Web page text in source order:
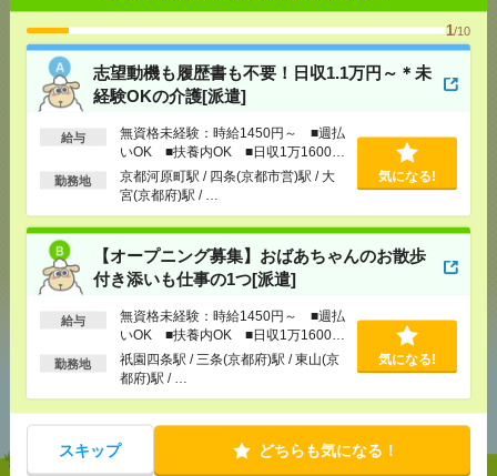
1/10
志望動機も履歴書も不要！日収1.1万円～＊未
経験OKの介護[派遣]
給与
無資格未経験：時給1450円～ ■週払
いOK ■扶養内OK ■日収1万1600円
以上
勤務地
京都河原町駅 / 四条(京都市営)駅 / 大
宮(京都府)駅 / …
気になる!
【オープニング募集】おばあちゃんのお散歩
付き添いも仕事の1つ[派遣]
給与
無資格未経験：時給1450円～ ■週払
いOK ■扶養内OK ■日収1万1600円
以上
勤務地
祇園四条駅 / 三条(京都府)駅 / 東山(京
都府)駅 / …
気になる!
スキップ どちらも気になる！
応募ページへ
気になる！
メールで送る LINEで送る
シェア
あなたの閲覧履歴からの
おすすめ